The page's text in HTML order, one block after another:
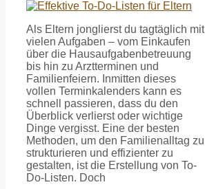
Als Eltern jonglierst du tagtäglich mit
vielen Aufgaben – vom Einkaufen
über die Hausaufgabenbetreuung
bis hin zu Arztterminen und
Familienfeiern. Inmitten dieses
vollen Terminkalenders kann es
schnell passieren, dass du den
Überblick verlierst oder wichtige
Dinge vergisst. Eine der besten
Methoden, um den Familienalltag zu
strukturieren und effizienter zu
gestalten, ist die Erstellung von To-
Do-Listen. Doch